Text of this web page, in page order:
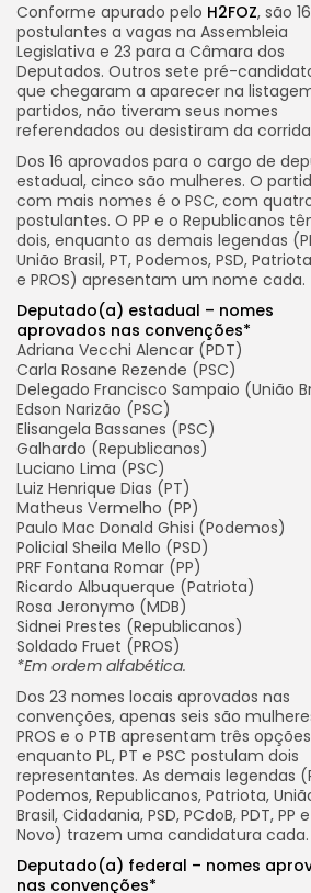
Conforme apurado pelo H2FOZ, são 16
postulantes a vagas na Assembleia
Legislativa e 23 para a Câmara dos
Deputados. Outros sete pré-
que chegaram a aparecer na
partidos, não tiveram seus nomes
referendados ou desistiram da
Dos 16 aprovados para o cargo de
estadual, cinco são mulheres. O
com mais nomes é o PSC, com
postulantes. O PP e o Republicanos
dois, enquanto as demais legendas
União Brasil, PT, Podemos, PSD,
e PROS) apresentam um nome cada.
Deputado(a) estadual – nomes
aprovados nas convenções*
Adriana Vecchi Alencar (PDT)
Carla Rosane Rezende (PSC)
Delegado Francisco Sampaio (União
Edson Narizão (PSC)
Elisangela Bassanes (PSC)
Galhardo (Republicanos)
Luciano Lima (PSC)
Luiz Henrique Dias (PT)
Matheus Vermelho (PP)
Paulo Mac Donald Ghisi (Podemos)
Policial Sheila Mello (PSD)
PRF Fontana Romar (PP)
Ricardo Albuquerque (Patriota)
Rosa Jeronymo (MDB)
Sidnei Prestes (Republicanos)
Soldado Fruet (PROS)
*Em ordem alfabética.
Dos 23 nomes locais aprovados nas
convenções, apenas seis são
PROS e o PTB apresentam três
enquanto PL, PT e PSC postulam dois
representantes. As demais legendas
Podemos, Republicanos, Patriota,
Brasil, Cidadania, PSD, PCdoB, PDT, PP e
Novo) trazem uma candidatura cada.
Deputado(a) federal – nomes
nas convenções*